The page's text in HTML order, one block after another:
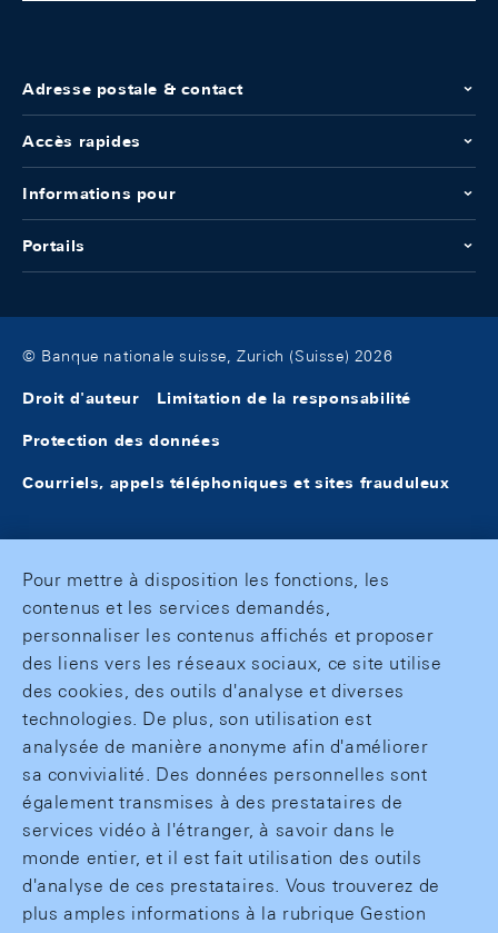
Adresse postale & contact
Accès rapides
Informations pour
Portails
© Banque nationale suisse, Zurich (Suisse) 2026
Droit d'auteur Limitation de la responsabilité
Protection des données
Courriels, appels téléphoniques et sites frauduleux
Pour mettre à disposition les fonctions, les
contenus et les services demandés,
personnaliser les contenus affichés et proposer
des liens vers les réseaux sociaux, ce site utilise
des cookies, des outils d'analyse et diverses
technologies. De plus, son utilisation est
analysée de manière anonyme afin d'améliorer
sa convivialité. Des données personnelles sont
également transmises à des prestataires de
services vidéo à l'étranger, à savoir dans le
monde entier, et il est fait utilisation des outils
d'analyse de ces prestataires. Vous trouverez de
plus amples informations à la rubrique Gestion